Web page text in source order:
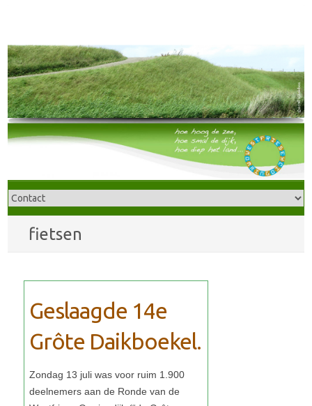
fietsen
Geslaagde 14e
Grôte Daikboekel.